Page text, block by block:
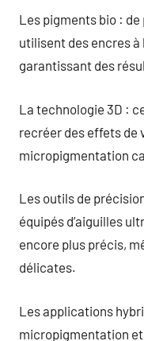
Les pigments bio :
utilisent des encres
garantissant des
La technologie 3D :
recréer des effets de
micropigmentation
Les outils de
équipés d’aiguilles
encore plus précis,
délicates.
Les applications
micropigmentation